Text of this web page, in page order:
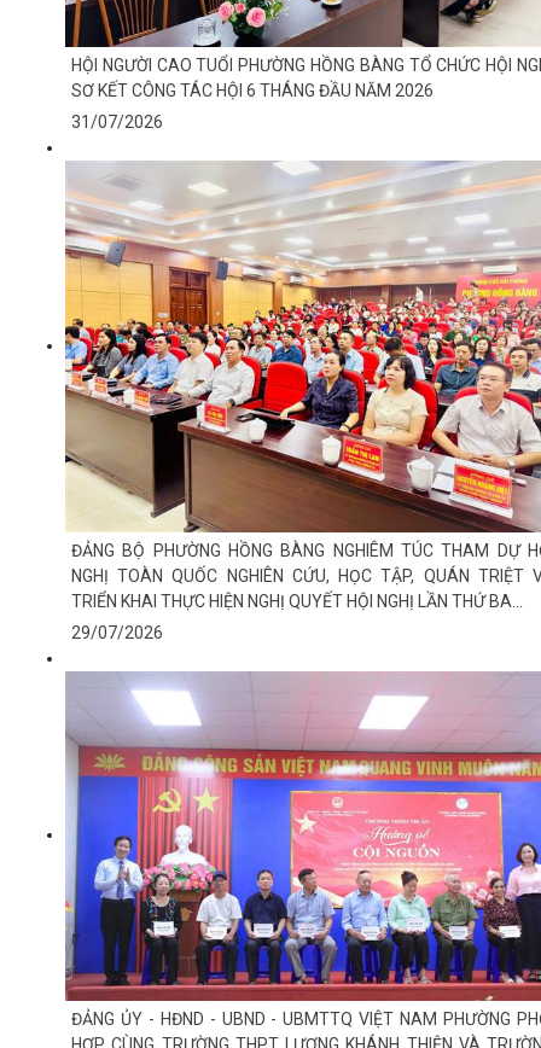
HỘI NGƯỜI CAO TUỔI PHƯỜNG HỒNG BÀNG TỔ CHỨC HỘI
SƠ KẾT CÔNG TÁC HỘI 6 THÁNG ĐẦU NĂM 2026
31/07/2026
ĐẢNG BỘ PHƯỜNG HỒNG BÀNG NGHIÊM TÚC THAM DỰ
NGHỊ TOÀN QUỐC NGHIÊN CỨU, HỌC TẬP, QUÁN TRIỆT
TRIỂN KHAI THỰC HIỆN NGHỊ QUYẾT HỘI NGHỊ LẦN THỨ BA...
29/07/2026
ĐẢNG ỦY - HĐND - UBND - UBMTTQ VIỆT NAM PHƯỜNG
HỢP CÙNG TRƯỜNG THPT LƯƠNG KHÁNH THIỆN VÀ